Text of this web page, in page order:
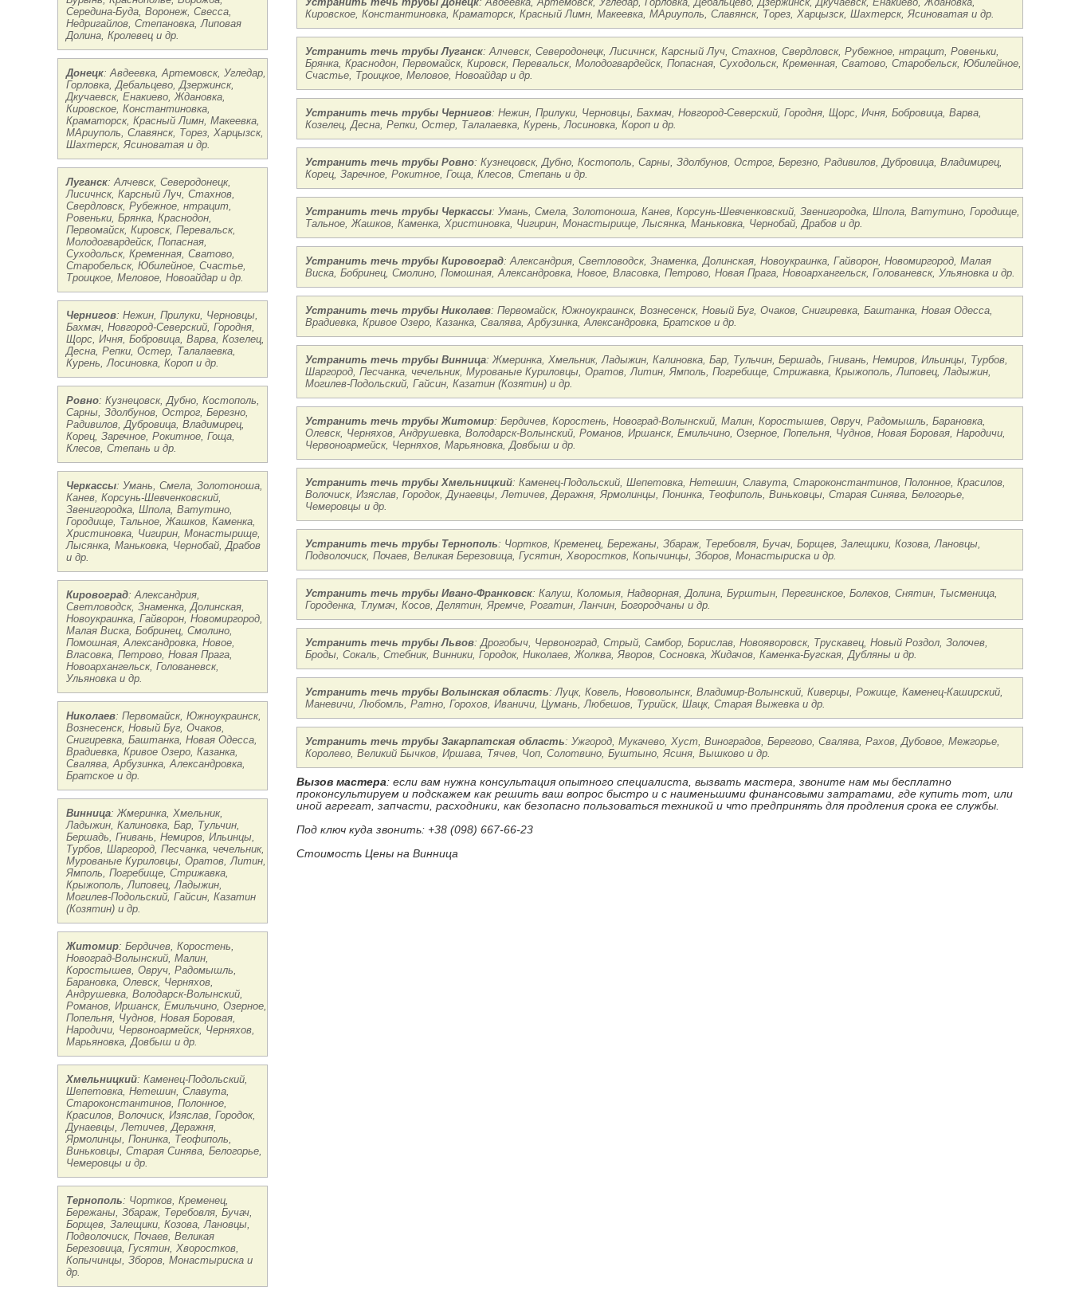
Середина-Буда, Воронеж, Свесса,
Недригайлов, Степановка, Липовая
Долина, Кролевец и др.
Донецк: Авдеевка, Артемовск, Угледар,
Горловка, Дебальцево, Дзержинск,
Дкучаевск, Енакиево, Ждановка,
Кировское, Константиновка,
Краматорск, Красный Лимн, Макеевка,
МАриуполь, Славянск, Торез, Харцызск,
Шахтерск, Ясиноватая и др.
Луганск: Алчевск, Северодонецк,
Лисичнск, Карсный Луч, Стахнов,
Свердловск, Рубежное, нтрацит,
Ровеньки, Брянка, Краснодон,
Первомайск, Кировск, Перевальск,
Молодогвардейск, Попасная,
Суходольск, Кременная, Сватово,
Старобельск, Юбилейное, Счастье,
Троицкое, Меловое, Новоайдар и др.
Чернигов: Нежин, Прилуки, Черновцы,
Бахмач, Новгород-Северский, Городня,
Щорс, Ичня, Бобровица, Варва, Козелец,
Десна, Репки, Остер, Талалаевка,
Курень, Лосиновка, Короп и др.
Ровно: Кузнецовск, Дубно, Костополь,
Сарны, Здолбунов, Острог, Березно,
Радивилов, Дубровица, Владимирец,
Корец, Заречное, Рокитное, Гоща,
Клесов, Степань и др.
Черкассы: Умань, Смела, Золотоноша,
Канев, Корсунь-Шевченковский,
Звенигородка, Шпола, Ватутино,
Городище, Тальное, Жашков, Каменка,
Христиновка, Чигирин, Монастырище,
Лысянка, Маньковка, Чернобай, Драбов
и др.
Кировоград: Александрия,
Светловодск, Знаменка, Долинская,
Новоукраинка, Гайворон, Новомиргород,
Малая Виска, Бобринец, Смолино,
Помошная, Александровка, Новое,
Власовка, Петрово, Новая Прага,
Новоархангельск, Голованевск,
Ульяновка и др.
Николаев: Первомайск, Южноукраинск,
Вознесенск, Новый Буг, Очаков,
Снигиревка, Баштанка, Новая Одесса,
Врадиевка, Кривое Озеро, Казанка,
Свалява, Арбузинка, Александровка,
Братское и др.
Винница: Жмеринка, Хмельник,
Ладыжин, Калиновка, Бар, Тульчин,
Бершадь, Гнивань, Немиров, Ильинцы,
Турбов, Шаргород, Песчанка, чечельник,
Мурованые Куриловцы, Оратов, Литин,
Ямполь, Погребище, Стрижавка,
Крыжополь, Липовец, Ладыжин,
Могилев-Подольский, Гайсин, Казатин
(Козятин) и др.
Житомир: Бердичев, Коростень,
Новоград-Волынский, Малин,
Коростышев, Овруч, Радомышль,
Барановка, Олевск, Черняхов,
Андрушевка, Володарск-Волынский,
Романов, Иршанск, Емильчино, Озерное,
Попельня, Чуднов, Новая Боровая,
Народичи, Червоноармейск, Черняхов,
Марьяновка, Довбыш и др.
Хмельницкий: Каменец-Подольский,
Шепетовка, Нетешин, Славута,
Староконстантинов, Полонное,
Красилов, Волочиск, Изяслав, Городок,
Дунаевцы, Летичев, Деражня,
Ярмолинцы, Понинка, Теофиполь,
Виньковцы, Старая Синява, Белогорье,
Чемеровцы и др.
Тернополь: Чортков, Кременец,
Бережаны, Збараж, Теребовля, Бучач,
Борщев, Залещики, Козова, Лановцы,
Подволочиск, Почаев, Великая
Березовица, Гусятин, Хворостков,
Копычинцы, Зборов, Монастыриска и
др.
Кировское, Константиновка, Краматорск, Красный Лимн, Макеевка, МАриуполь, Славянск, Торез, Харцызск, Шахтерск, Ясиноватая и др.
Устранить течь трубы Луганск: Алчевск, Северодонецк, Лисичнск, Карсный Луч, Стахнов, Свердловск, Рубежное, нтрацит, Ровеньки,
Брянка, Краснодон, Первомайск, Кировск, Перевальск, Молодогвардейск, Попасная, Суходольск, Кременная, Сватово, Старобельск, Юбилейное,
Счастье, Троицкое, Меловое, Новоайдар и др.
Устранить течь трубы Чернигов: Нежин, Прилуки, Черновцы, Бахмач, Новгород-Северский, Городня, Щорс, Ичня, Бобровица, Варва,
Козелец, Десна, Репки, Остер, Талалаевка, Курень, Лосиновка, Короп и др.
Устранить течь трубы Ровно: Кузнецовск, Дубно, Костополь, Сарны, Здолбунов, Острог, Березно, Радивилов, Дубровица, Владимирец,
Корец, Заречное, Рокитное, Гоща, Клесов, Степань и др.
Устранить течь трубы Черкассы: Умань, Смела, Золотоноша, Канев, Корсунь-Шевченковский, Звенигородка, Шпола, Ватутино, Городище,
Тальное, Жашков, Каменка, Христиновка, Чигирин, Монастырище, Лысянка, Маньковка, Чернобай, Драбов и др.
Устранить течь трубы Кировоград: Александрия, Светловодск, Знаменка, Долинская, Новоукраинка, Гайворон, Новомиргород, Малая
Виска, Бобринец, Смолино, Помошная, Александровка, Новое, Власовка, Петрово, Новая Прага, Новоархангельск, Голованевск, Ульяновка и др.
Устранить течь трубы Николаев: Первомайск, Южноукраинск, Вознесенск, Новый Буг, Очаков, Снигиревка, Баштанка, Новая Одесса,
Врадиевка, Кривое Озеро, Казанка, Свалява, Арбузинка, Александровка, Братское и др.
Устранить течь трубы Винница: Жмеринка, Хмельник, Ладыжин, Калиновка, Бар, Тульчин, Бершадь, Гнивань, Немиров, Ильинцы, Турбов,
Шаргород, Песчанка, чечельник, Мурованые Куриловцы, Оратов, Литин, Ямполь, Погребище, Стрижавка, Крыжополь, Липовец, Ладыжин,
Могилев-Подольский, Гайсин, Казатин (Козятин) и др.
Устранить течь трубы Житомир: Бердичев, Коростень, Новоград-Волынский, Малин, Коростышев, Овруч, Радомышль, Барановка,
Олевск, Черняхов, Андрушевка, Володарск-Волынский, Романов, Иршанск, Емильчино, Озерное, Попельня, Чуднов, Новая Боровая, Народичи,
Червоноармейск, Черняхов, Марьяновка, Довбыш и др.
Устранить течь трубы Хмельницкий: Каменец-Подольский, Шепетовка, Нетешин, Славута, Староконстантинов, Полонное, Красилов,
Волочиск, Изяслав, Городок, Дунаевцы, Летичев, Деражня, Ярмолинцы, Понинка, Теофиполь, Виньковцы, Старая Синява, Белогорье,
Чемеровцы и др.
Устранить течь трубы Тернополь: Чортков, Кременец, Бережаны, Збараж, Теребовля, Бучач, Борщев, Залещики, Козова, Лановцы,
Подволочиск, Почаев, Великая Березовица, Гусятин, Хворостков, Копычинцы, Зборов, Монастыриска и др.
Устранить течь трубы Ивано-Франковск: Калуш, Коломыя, Надворная, Долина, Бурштын, Перегинское, Болехов, Снятин, Тысменица,
Городенка, Тлумач, Косов, Делятин, Яремче, Рогатин, Ланчин, Богородчаны и др.
Устранить течь трубы Львов: Дрогобыч, Червоноград, Стрый, Самбор, Борислав, Новояворовск, Трускавец, Новый Роздол, Золочев,
Броды, Сокаль, Стебник, Винники, Городок, Николаев, Жолква, Яворов, Сосновка, Жидачов, Каменка-Бугская, Дубляны и др.
Устранить течь трубы Волынская область: Луцк, Ковель, Нововолынск, Владимир-Волынский, Киверцы, Рожище, Каменец-Каширский,
Маневичи, Любомль, Ратно, Горохов, Иваничи, Цумань, Любешов, Турийск, Шацк, Старая Выжевка и др.
Устранить течь трубы Закарпатская область: Ужгород, Мукачево, Хуст, Виноградов, Берегово, Свалява, Рахов, Дубовое, Межгорье,
Королево, Великий Бычков, Иршава, Тячев, Чоп, Солотвино, Буштыно, Ясиня, Вышково и др.
Вызов мастера: если вам нужна консультация опытного специалиста, вызвать мастера, звоните нам мы бесплатно
проконсультируем и подскажем как решить ваш вопрос быстро и с наименьшими финансовыми затратами, где купить тот, или
иной агрегат, запчасти, расходники, как безопасно пользоваться техникой и что предпринять для продления срока ее службы.
Под ключ куда звонить: +38 (098) 667-66-23
Стоимость Цены на Винница